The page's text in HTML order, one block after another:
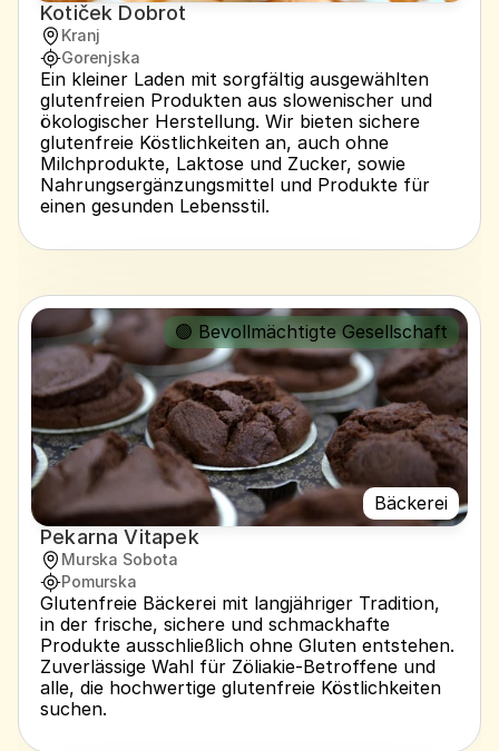
Kotiček Dobrot
Kranj
Gorenjska
Ein kleiner Laden mit sorgfältig ausgewählten
glutenfreien Produkten aus slowenischer und
ökologischer Herstellung. Wir bieten sichere
glutenfreie Köstlichkeiten an, auch ohne
Milchprodukte, Laktose und Zucker, sowie
Nahrungsergänzungsmittel und Produkte für
einen gesunden Lebensstil.
Bäckerei
🟢 Bevollmächtigte Gesellschaft
Pekarna Vitapek
Murska Sobota
Pomurska
Glutenfreie Bäckerei mit langjähriger Tradition,
in der frische, sichere und schmackhafte
Produkte ausschließlich ohne Gluten entstehen.
Zuverlässige Wahl für Zöliakie-Betroffene und
alle, die hochwertige glutenfreie Köstlichkeiten
suchen.